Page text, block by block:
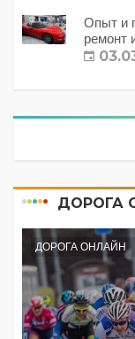
Опыт и
ремонт
ДОРОГА
ДОРОГА ОНЛАЙН